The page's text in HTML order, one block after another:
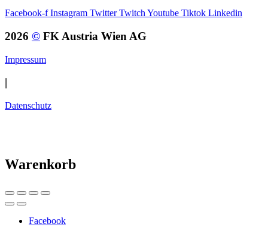
Facebook-f Instagram Twitter Twitch Youtube Tiktok Linkedin
2026 © FK Austria Wien AG
Impressum
|
Datenschutz
Warenkorb
Facebook